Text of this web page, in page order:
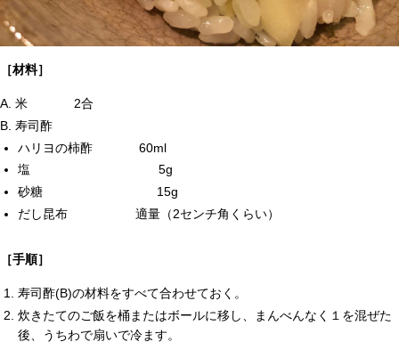
［材料］
A. 米 2合
B. 寿司酢
ハリヨの柿酢 60ml
塩 5g
砂糖 15g
だし昆布 適量（2センチ角くらい）
［手順］
寿司酢(B)の材料をすべて合わせておく。
炊きたてのご飯を桶またはボールに移し、まんべんなく１を混ぜた
後、うちわで扇いで冷ます。